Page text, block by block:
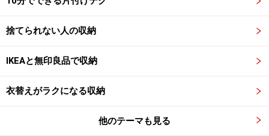
う収納ストレスが発生している家庭も多いでしょう。ス
トレスの原因は、片付けるべきと思うモノが多過ぎるこ
とかもしれません。
古民家暮らしの整理収納アドバイザー・吉田章子さん
うに置くことを心がけているとのこと。マガジンラック
捨てられない人の収納
IKEAと無印良品で収納
衣替えがラクになる収納
他のテーマも見る